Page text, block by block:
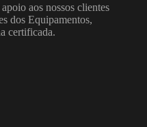
aos nossos clientes
dos Equipamentos,
certificada.